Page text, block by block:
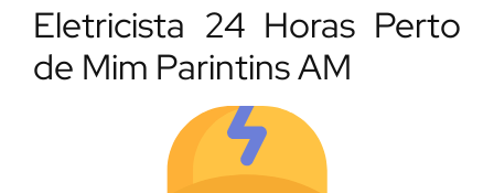
Eletricista 24 Horas Perto
de Mim Parintins AM